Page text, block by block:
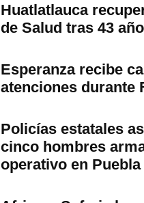
Huatlatlauca
de Salud tras 43
Esperanza recibe
atenciones durante
Policías estatales
cinco hombres
operativo en Puebla